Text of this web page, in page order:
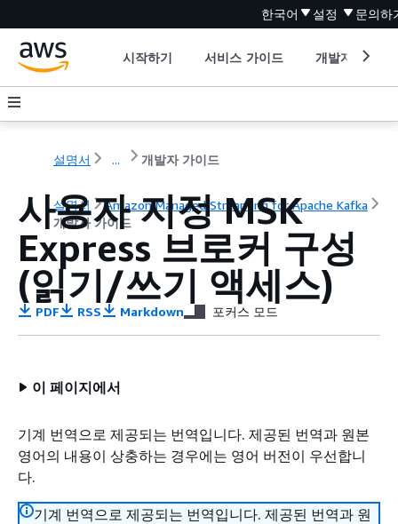
한국어 설정 문의하
시작하기 서비스 가이드 개발자 도구
설명서 ... 개발자 가이드
설명서
Amazon Managed Streaming for Apache Kafka
개발자 가이드
사용자 지정 MSK
Express 브로커 구성
(읽기/쓰기 액세스)
PDF RSS Markdown 포커스 모드
이 페이지에서
기계 번역으로 제공되는 번역입니다. 제공된 번역과 원본
영어의 내용이 상충하는 경우에는 영어 버전이 우선합니
다.
기계 번역으로 제공되는 번역입니다. 제공된 번역과 원